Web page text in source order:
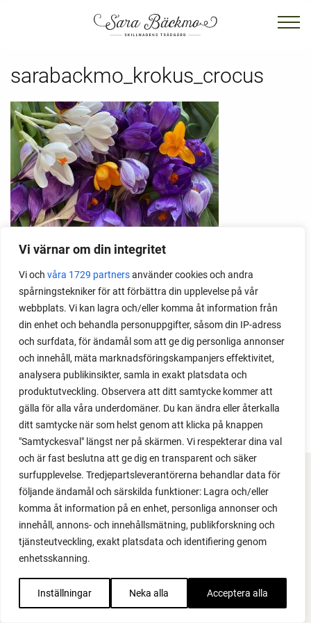
Vi värnar om din integritet
Vi och våra 1729 partnersanvänder cookies och andra
spårningstekniker för att förbättra din upplevelse på vår
webbplats. Vi kan lagra och/eller komma åt information från
din enhet och behandla personuppgifter, såsom din IP-adress
och surfdata, för ändamål som att ge dig personliga annonser
och innehåll, mäta marknadsföringskampanjers effektivitet,
analysera publikinsikter, samla in exakt platsdata och
produktutveckling. Observera att ditt samtycke kommer att
gälla för alla våra underdomäner. Du kan ändra eller återkalla
ditt samtycke när som helst genom att klicka på knappen
"Samtyckesval" längst ner på skärmen. Vi respekterar dina val
och är fast beslutna att ge dig en transparent och säker
surfupplevelse. Tredjepartsleverantörerna behandlar data för
följande ändamål och särskilda funktioner: Lagra och/eller
komma åt information på en enhet, personliga annonser och
innehåll, annons- och innehållsmätning, publikforskning och
tjänsteutveckling, exakt platsdata och identifiering genom
enhetsskanning.
Inställningar Neka alla Acceptera alla
sarabackmo_krokus_crocus
FACEBOOK
YOUTUBE